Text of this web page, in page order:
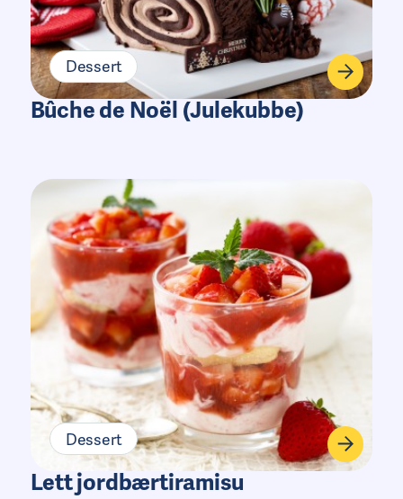
Dessert
Bûche de Noël (Julekubbe)
Dessert
Lett jordbærtiramisu